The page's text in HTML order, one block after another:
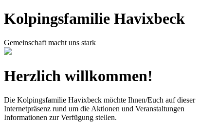
Kolpingsfamilie Havixbeck
Gemeinschaft macht uns stark
Herzlich willkommen!
Die Kolpingsfamilie Havixbeck möchte Ihnen/Euch auf dieser
Internetpräsenz rund um die Aktionen und Veranstaltungen
Informationen zur Verfügung stellen.